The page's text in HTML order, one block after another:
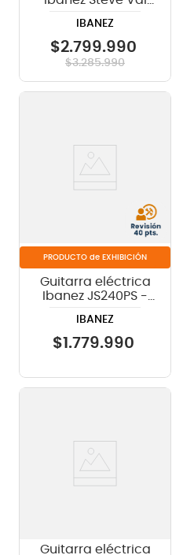
IBANEZ
$2.799.990
$3.285.990
de EXHIBICIÓN
Guitarra eléctrica
Ibanez JS240PS -
IBANEZ
$1 .779.990
Guitarra eléctrica